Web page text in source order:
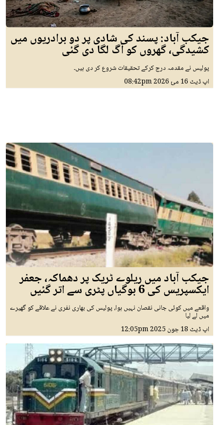
جیکب آباد: پسند کی شادی پر دو برادریوں میں
کشیدگی، گھروں کو آگ لگا دی گئی
پولیس نے مقدمہ درج کرکے تحقیقات شروع کر دی ہیں۔
اپ ڈیٹ 16 مئ 2026 08:42pm
جیکب آباد میں ریلوے ٹریک پر دھماکہ، جعفر
ایکسپریس کی 6 بوگیاں پٹری سے اتر گئیں
واقعے میں کوئی جانی نقصان نہیں ہوا، پولیس کی بھاری نفری نے علاقے کو گھیرے
میں لے لیا
اپ ڈیٹ 18 جون 2025 12:05pm